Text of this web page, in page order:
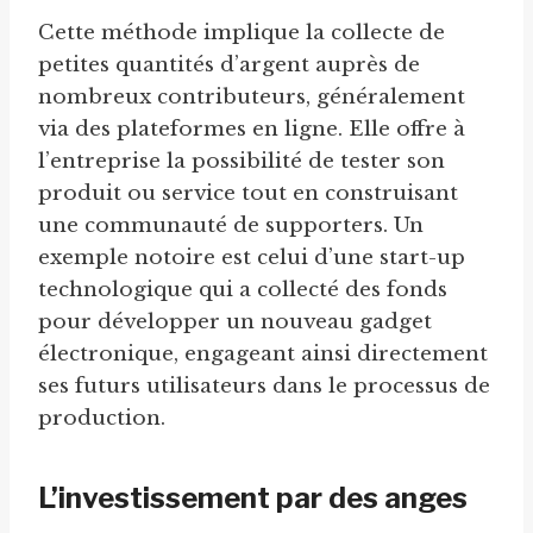
Cette méthode implique la collecte de
petites quantités d’argent auprès de
nombreux contributeurs, généralement
via des plateformes en ligne. Elle offre à
l’entreprise la possibilité de tester son
produit ou service tout en construisant
une communauté de supporters. Un
exemple notoire est celui d’une start-up
technologique qui a collecté des fonds
pour développer un nouveau gadget
électronique, engageant ainsi directement
ses futurs utilisateurs dans le processus de
production.
L’investissement par des anges